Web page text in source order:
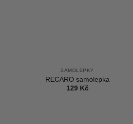
SAMOLEPKY
RECARO samolepka
129 Kč